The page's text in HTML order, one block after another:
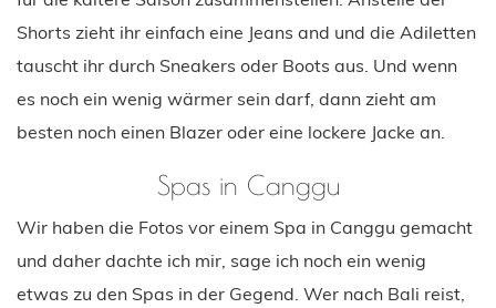
Shorts zieht ihr einfach eine Jeans and und die Adiletten
tauscht ihr durch Sneakers oder Boots aus. Und wenn
es noch ein wenig wärmer sein darf, dann zieht am
besten noch einen Blazer oder eine lockere Jacke an.
Spas in Canggu
Wir haben die Fotos vor einem Spa in Canggu gemacht
und daher dachte ich mir, sage ich noch ein wenig
etwas zu den Spas in der Gegend. Wer nach Bali reist,